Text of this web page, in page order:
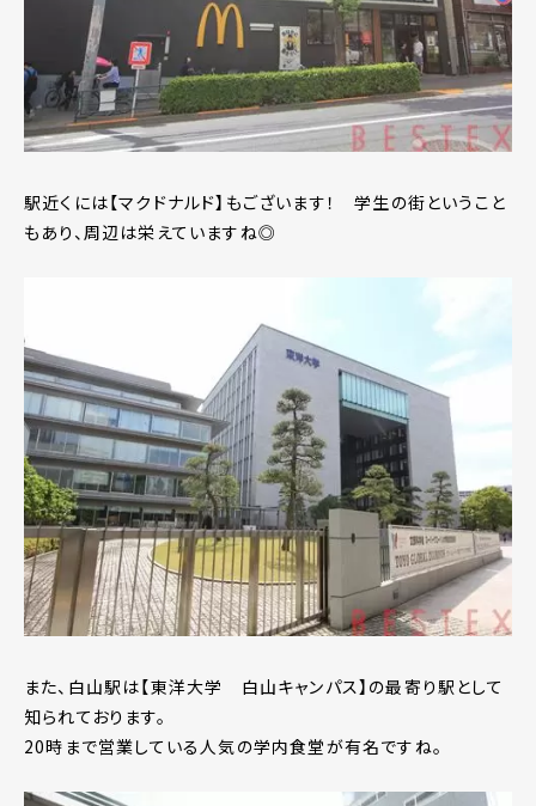
駅近くには【マクドナルド】もございます！ 学生の街ということ
もあり、周辺は栄えていますね◎
また、白山駅は【東洋大学 白山キャンパス】の最寄り駅として
知られております。
20時まで営業している人気の学内食堂が有名ですね。